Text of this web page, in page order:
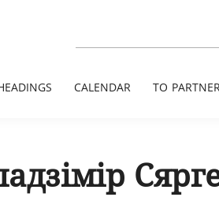
CALENDAR TO